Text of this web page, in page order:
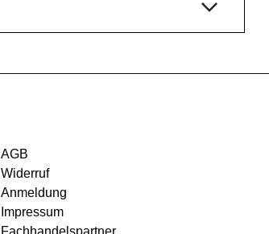
AGB
Widerruf
Anmeldung
Impressum
Fachhandelspartner